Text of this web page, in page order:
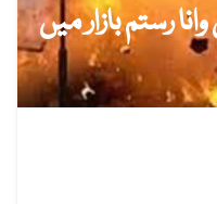
رستم بازار میں